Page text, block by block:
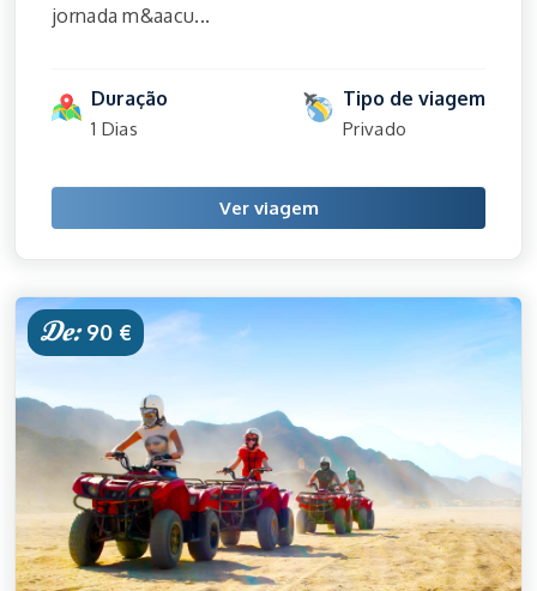
jornada m&aacu...
Duração
1 Dias
Tipo de viagem
Privado
Ver viagem
De:90 €